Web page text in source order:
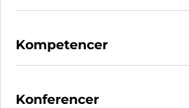
Kompetencer
Konferencer